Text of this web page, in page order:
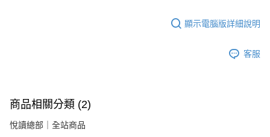
顯示電腦版詳細說明
客服
商品相關分類 (2)
悅讀總部｜全站商品